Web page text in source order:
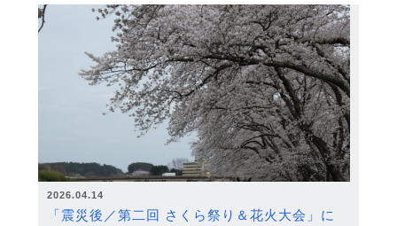
2026.04.14
「震災後／第二回 さくら祭り＆花火大会」に